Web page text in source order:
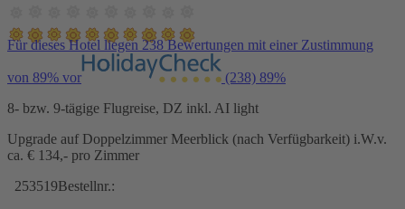
Für dieses Hotel liegen 238 Bewertungen mit einer Zustimmung
von 89% vor (238) 89%
8- bzw. 9-tägige Flugreise, DZ inkl. AI light
Upgrade auf Doppelzimmer Meerblick (nach Verfügbarkeit) i.W.v.
ca. € 134,- pro Zimmer
253519Bestellnr.: